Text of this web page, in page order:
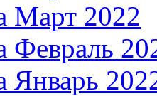
Март 2022
Февраль
Январь